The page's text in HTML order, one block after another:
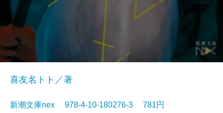
喜友名トト／著
新潮文庫nex 978-4-10-180276-3 781円